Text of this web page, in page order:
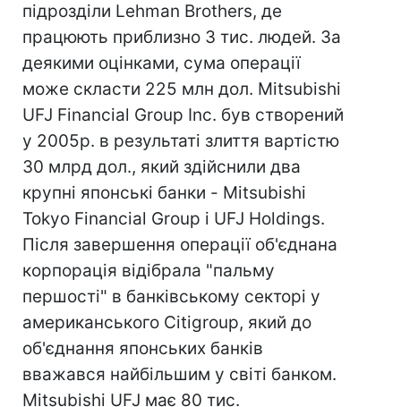
підрозділи Lehman Brothers, де
працюють приблизно 3 тис. людей. За
деякими оцінками, сума операції
може скласти 225 млн дол. Mitsubishi
UFJ Financial Group Inc. був створений
у 2005р. в результаті злиття вартістю
30 млрд дол., який здійснили два
крупні японські банки - Mitsubishi
Tokyo Financial Group і UFJ Holdings.
Після завершення операції об'єднана
корпорація відібрала "пальму
першості" в банківському секторі у
американського Citigroup, який до
об'єднання японських банків
вважався найбільшим у світі банком.
Mitsubishi UFJ має 80 тис.